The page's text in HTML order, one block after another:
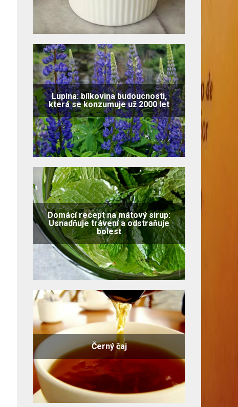
Lupina: bílkovina budoucnosti,
která se konzumuje už 2000 let
Domácí recept na mátový sirup:
Usnadňuje trávení a odstraňuje
bolest
Černý čaj